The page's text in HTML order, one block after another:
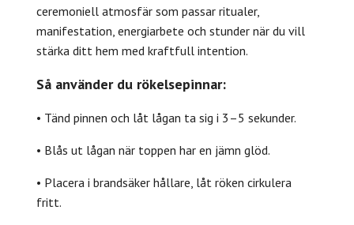
ceremoniell atmosfär som passar ritualer,
manifestation, energiarbete och stunder när du vill
stärka ditt hem med kraftfull intention.
Så använder du rökelsepinnar:
• Tänd pinnen och låt lågan ta sig i 3–5 sekunder.
• Blås ut lågan när toppen har en jämn glöd.
• Placera i brandsäker hållare, låt röken cirkulera
fritt.